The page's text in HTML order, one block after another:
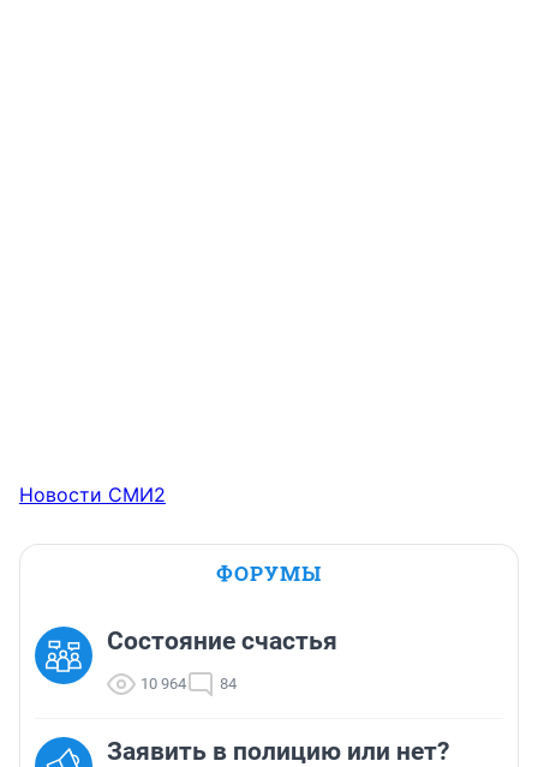
Новости СМИ2
ФОРУМЫ
Состояние счастья
10 964 84
Заявить в полицию или нет?